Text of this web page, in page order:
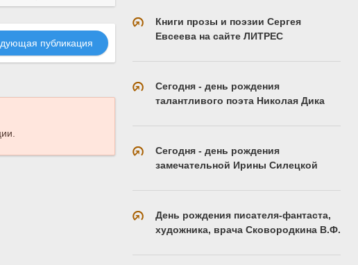
публикация
Книги прозы и поэзии Сергея
Евсеева на сайте ЛИТРЕС
Сегодня - день рождения
талантливого поэта Николая Дика
Сегодня - день рождения
замечательной Ирины Силецкой
День рождения писателя-фантаста,
художника, врача Сковородкина В.Ф.